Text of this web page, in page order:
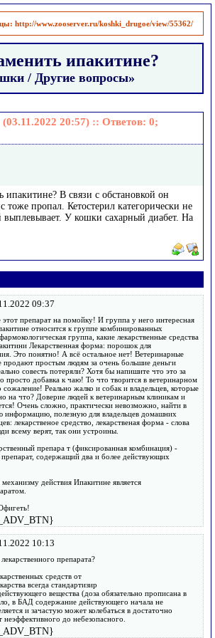
http://www.zooserver.ru/koshki_drugoe/view/55362/
ипакитине?
/ Другие вопросы»
20:57) :: Ответов: 0;
В связи с обстановкой он
тоже пропал. Кетостерил категорически не
У кошки сахарный диабет. На
09:37
препарат на помойку! И группа у него интересная
относится к группе комбинированных
группа, какие лекарственные средства
Лекарственная форма: порошок для
Это понятно! А всё остальное нет! Ветеринарные
продают простым людям за очень большие деньги
совесть потеряли? Хотя бы напишите что это за
просто добавка к чаю! То что творится в ветеринарном
сожаление! Реально жалко и собак и владельцев, которые
на что? Доверие людей к ветеринарным клиникам и
Очень сложно, практически невозможно, найти в
информацию, полезную для владельцев домашних
лекарственое средство, лекарственая форма - слова
всему верят, так они устроины.
препара т (фиксированная комбинация) -
препарат, содержащий два и более действующих
действия Ипакитине является
10:13
препарата?
средств от
всегда стандартизир
вещества (доза обязательно прописана в
в БАД содержание действующего начала не
и зачастую может колебаться в достаточно
до небезопасного.